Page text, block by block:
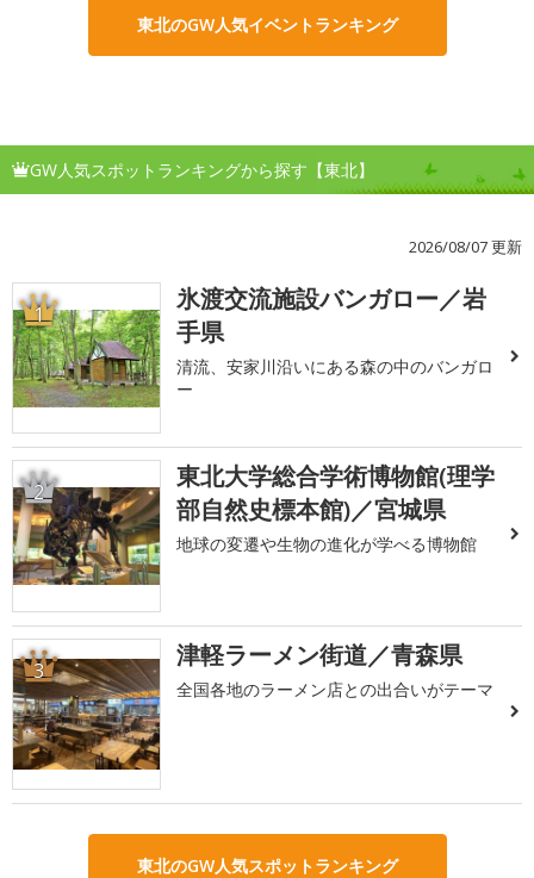
東北のGW人気イベントランキング
GW人気スポットランキングから探す【東北】
2026/08/07 更新
1
氷渡交流施設バンガロー／岩
手県
清流、安家川沿いにある森の中のバンガロ
ー
2
東北大学総合学術博物館(理学
部自然史標本館)／宮城県
地球の変遷や生物の進化が学べる博物館
3 津軽ラーメン街道／青森県
全国各地のラーメン店との出合いがテーマ
東北のGW人気スポットランキング